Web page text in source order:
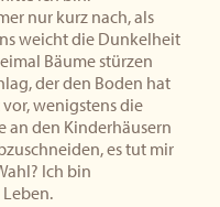
nur kurz nach, als
weicht die Dunkelheit
Bäume stürzen
der den Boden hat
wenigstens die
an den Kinderhäusern
es tut mir
Ich bin